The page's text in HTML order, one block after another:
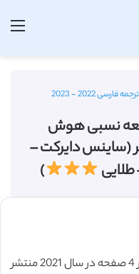
2022 - 2023
نسبی هوش
(ساینس دایرکت –
)
این مقاله انگلیسی ISI در نشریه الزویر در 4 صفحه در سال 2021 منتشر